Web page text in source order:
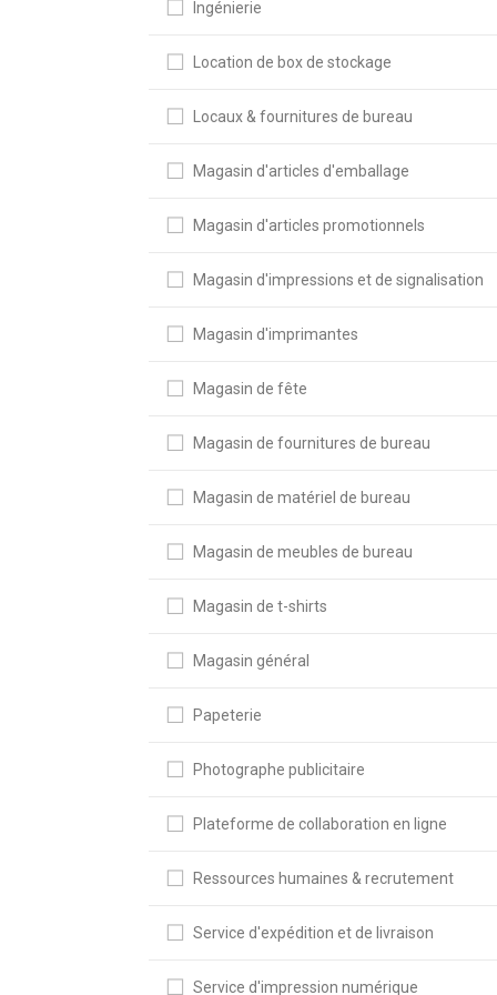
Ingénierie
Location de box de stockage
Locaux & fournitures de bureau
Magasin d'articles d'emballage
Magasin d'articles promotionnels
Magasin d'impressions et de signalisation
Magasin d'imprimantes
Magasin de fête
Magasin de fournitures de bureau
Magasin de matériel de bureau
Magasin de meubles de bureau
Magasin de t-shirts
Magasin général
Papeterie
Photographe publicitaire
Plateforme de collaboration en ligne
Ressources humaines & recrutement
Service d'expédition et de livraison
Service d'impression numérique